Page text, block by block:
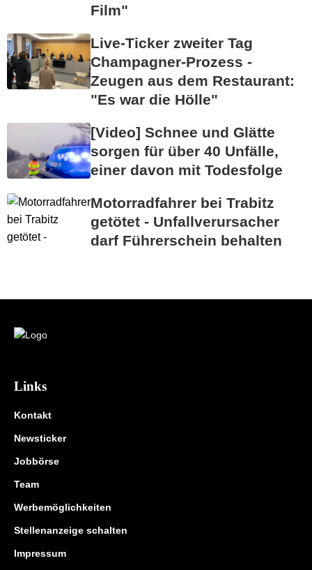
Film"
Live-Ticker zweiter Tag
Champagner-Prozess -
Zeugen aus dem Restaurant:
"Es war die Hölle"
[Video] Schnee und Glätte
sorgen für über 40 Unfälle,
einer davon mit Todesfolge
Motorradfahrer bei Trabitz
getötet - Unfallverursacher
darf Führerschein behalten
Links
Kontakt
Newsticker
Jobbörse
Team
Werbemöglichkeiten
Stellenanzeige schalten
Impressum